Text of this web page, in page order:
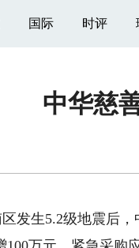
国际 时评
中华慈
生5.2级地震后，